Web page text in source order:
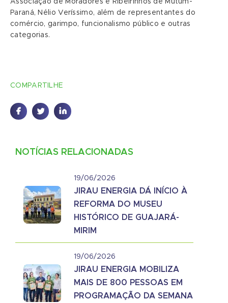
Associação de Moradores e Ribeirinhos de Mutum-
Paraná, Nélio Veríssimo, além de representantes do
comércio, garimpo, funcionalismo público e outras
categorias.
COMPARTILHE
NOTÍCIAS RELACIONADAS
19/06/2026
JIRAU ENERGIA DÁ INÍCIO À
REFORMA DO MUSEU
HISTÓRICO DE GUAJARÁ-
MIRIM
19/06/2026
JIRAU ENERGIA MOBILIZA
MAIS DE 800 PESSOAS EM
PROGRAMAÇÃO DA SEMANA